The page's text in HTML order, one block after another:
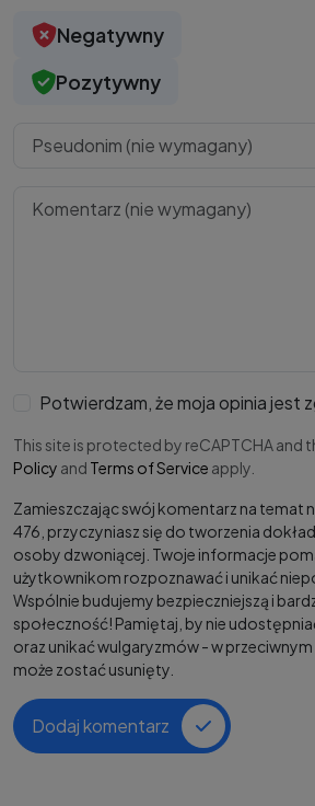
Negatywny
Pozytywny
Potwierdzam, że moja opinia jest
This site is protected by reCAPTCHA and
Policy and Terms of Service apply.
Zamieszczając swój komentarz na temat
476, przyczyniasz się do tworzenia
osoby dzwoniącej. Twoje informacje
użytkownikom rozpoznawać i unikać
Wspólnie budujemy bezpieczniejszą i
społeczność! Pamiętaj, by nie
oraz unikać wulgaryzmów - w
może zostać usunięty.
Dodaj komentarz